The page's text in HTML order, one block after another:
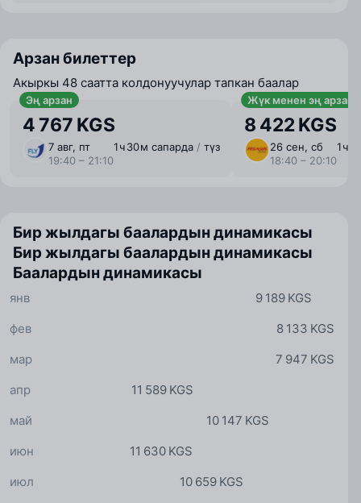
Арзан билеттер
Акыркы 48 саатта колдонуучулар тапкан баалар
Эң арзан
4 767 KGS
7 авг, пт
19:40 – 21:10
1 ⁠ч 30 ⁠м сапарда / түз
Жүк менен эң арзан
8 422 KGS
26 сен, сб
18:40 – 20:10
1 ⁠ч
Бир жылдагы баалардын динамикасы
Бир жылдагы баалардын динамикасы
Баалардын динамикасы
9 189 KGS
янв
8 133 KGS
фев
7 947 KGS
мар
11 589 KGS
апр
10 147 KGS
май
11 630 KGS
июн
10 659 KGS
июл